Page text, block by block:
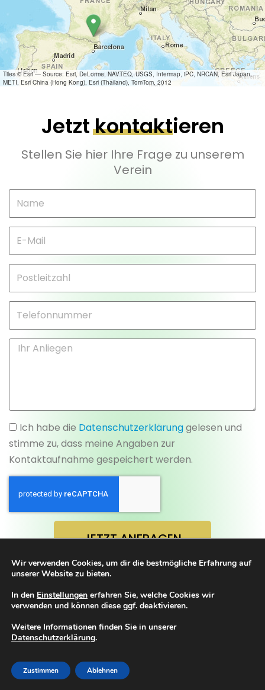
Tiles © Esri — Source: Esri, DeLorme, NAVTEQ, USGS, Intermap, iPC, NRCAN, Esri Japan,
METI, Esri China (Hong Kong), Esri (Thailand), TomTom, 2012
Jetzt kontaktieren
Stellen Sie hier Ihre Frage zu unserem
Verein
Postleitzahl
Telefonnummer
Ihr
Ich habe die Datenschutzerklärunggelesen und
stimme zu, dass meine Angaben zur
Kontaktaufnahme gespeichert werden.
JETZT ANFRAGEN
Alternative:
Impressum Datenschutzerklärung
Wir verwenden Cookies, um dir die bestmögliche Erfahrung auf
unserer Website zu bieten.
In den Einstellungen erfahren Sie, welche Cookies wir
verwenden und können diese ggf. deaktivieren.
Weitere Informationen finden Sie in unserer
Datenschutzerklärung.
Zustimmen Ablehnen